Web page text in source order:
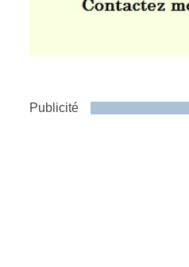
Publicité